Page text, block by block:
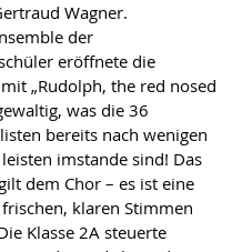
Wagner.
der
eröffnete die
„Rudolph, the red nosed
was die 36
bereits nach wenigen
imstande sind! Das
dem Chor – es ist eine
klaren Stimmen
Klasse 2A steuerte